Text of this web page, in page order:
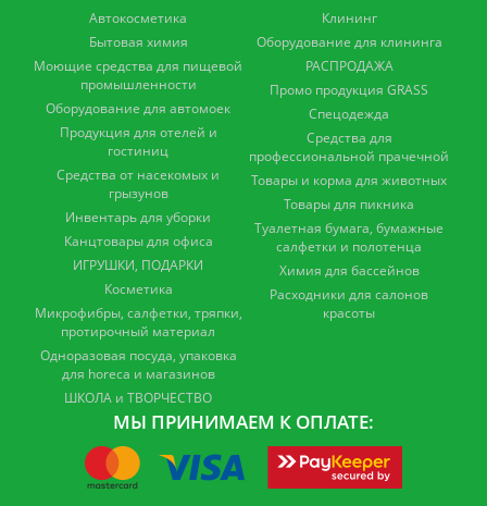
Автокосметика
Бытовая химия
Моющие средства для пищевой
промышленности
Оборудование для автомоек
Продукция для отелей и
гостиниц
Средства от насекомых и
грызунов
Инвентарь для уборки
Канцтовары для офиса
ИГРУШКИ, ПОДАРКИ
Косметика
Микрофибры, салфетки, тряпки,
протирочный материал
Одноразовая посуда, упаковка
для horeca и магазинов
ШКОЛА и ТВОРЧЕСТВО
Клининг
Оборудование для клининга
РАСПРОДАЖА
Промо продукция GRASS
Спецодежда
Средства для
профессиональной прачечной
Товары и корма для животных
Товары для пикника
Туалетная бумага, бумажные
салфетки и полотенца
Химия для бассейнов
Расходники для салонов
красоты
МЫ ПРИНИМАЕМ К ОПЛАТЕ: